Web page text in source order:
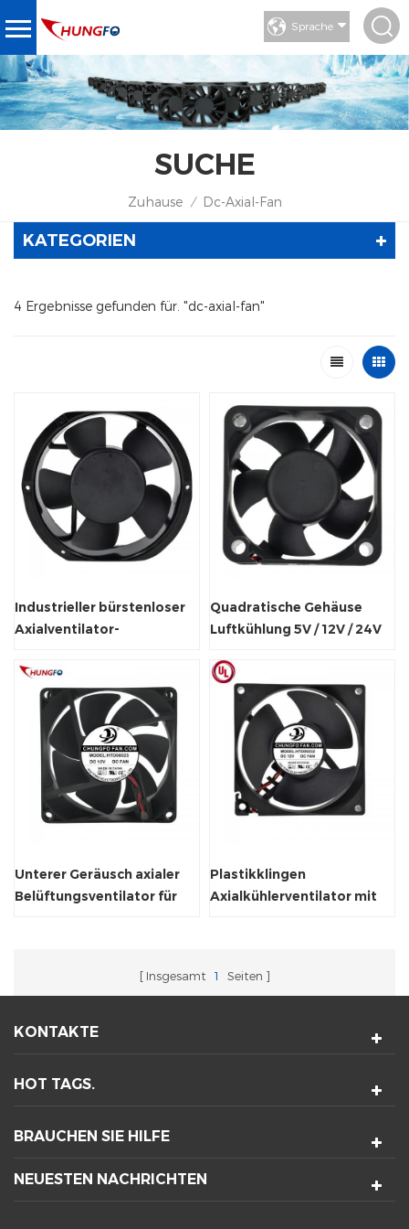
Sprache
SUCHE
Zuhause / Dc-Axial-Fan
KATEGORIEN
4 Ergebnisse gefunden für. "dc-axial-fan"
Industrieller bürstenloser
Axialventilator-
51 mm
Quadratische Gehäuse
Luftkühlung 5V / 12V / 24V
Unterer Geräusch axialer
Belüftungsventilator für
Plastikklingen
Axialkühlerventilator mit
Insgesamt 1 Seiten
KONTAKTE
HOT TAGS.
BRAUCHEN SIE HILFE
NEUESTEN NACHRICHTEN